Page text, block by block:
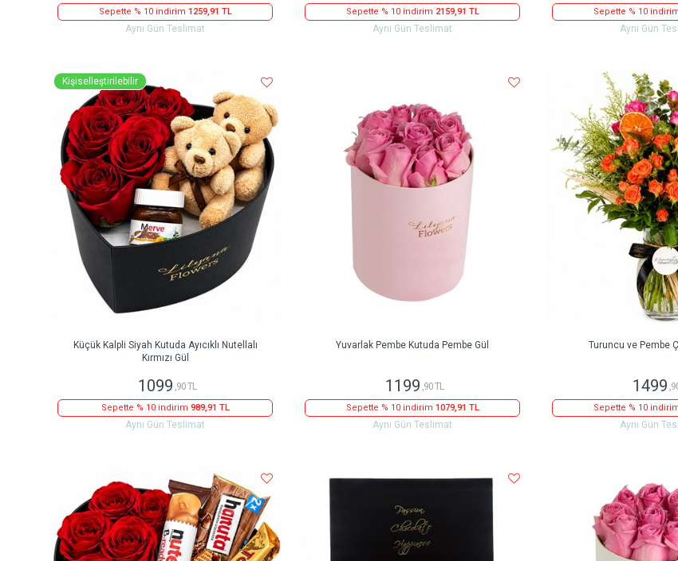
Sepette % 10 indirim 1259,91 TL
Aynı Gün Teslimat
Sepette % 10 indirim 2159,91 TL
Aynı Gün Teslimat
Sepette % 10
Aynı Gün
Kişiselleştirilebilir
Küçük Kalpli Siyah Kutuda Ayıcıklı Nutellalı
Kırmızı Gül
1099 ,90 TL
Sepette % 10 indirim 989,91 TL
Aynı Gün Teslimat
Yuvarlak Pembe Kutuda Pembe Gül
1199 ,90 TL
Sepette % 10 indirim 1079,91 TL
Aynı Gün Teslimat
Turuncu ve Pembe
1499
Sepette % 10
Aynı Gün